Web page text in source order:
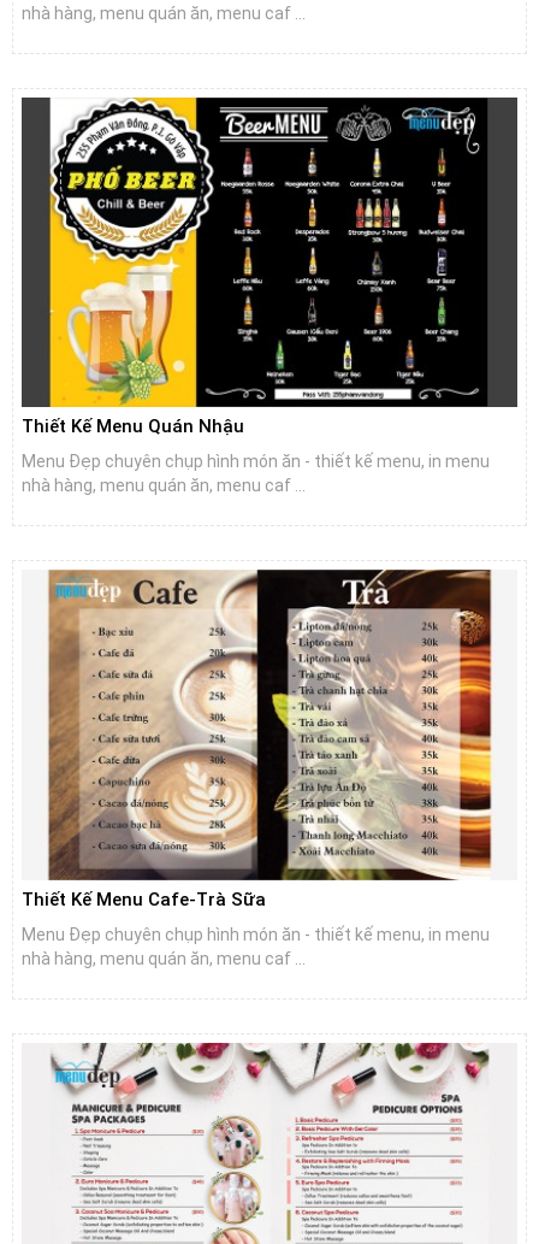
nhà hàng, menu quán ăn, menu caf ...
Thiết Kế Menu Quán Nhậu
Menu Đẹp chuyên chụp hình món ăn - thiết kế menu, in menu
nhà hàng, menu quán ăn, menu caf ...
Thiết Kế Menu Cafe-Trà Sữa
Menu Đẹp chuyên chụp hình món ăn - thiết kế menu, in menu
nhà hàng, menu quán ăn, menu caf ...